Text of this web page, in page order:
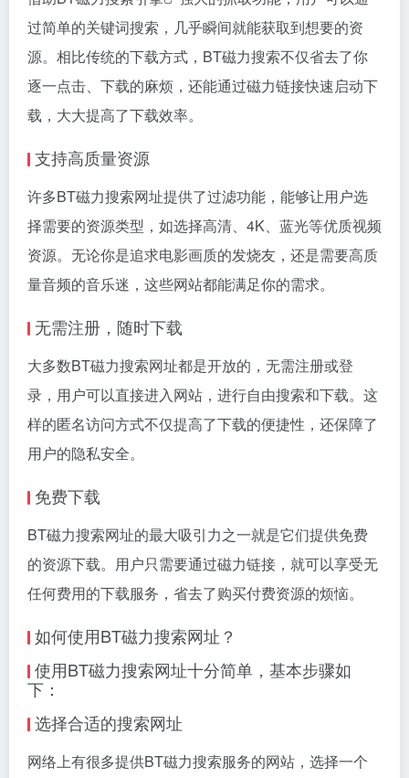
过简单的关键词搜索，几乎瞬间就能获取到想要的资
源。相比传统的下载方式，BT磁力搜索不仅省去了你
逐一点击、下载的麻烦，还能通过磁力链接快速启动下
载，大大提高了下载效率。
支持高质量资源
许多BT磁力搜索网址提供了过滤功能，能够让用户选
择需要的资源类型，如选择高清、4K、蓝光等优质视频
资源。无论你是追求电影画质的发烧友，还是需要高质
量音频的音乐迷，这些网站都能满足你的需求。
无需注册，随时下载
大多数BT磁力搜索网址都是开放的，无需注册或登
录，用户可以直接进入网站，进行自由搜索和下载。这
样的匿名访问方式不仅提高了下载的便捷性，还保障了
用户的隐私安全。
免费下载
BT磁力搜索网址的最大吸引力之一就是它们提供免费
的资源下载。用户只需要通过磁力链接，就可以享受无
任何费用的下载服务，省去了购买付费资源的烦恼。
如何使用BT磁力搜索网址？
使用BT磁力搜索网址十分简单，基本步骤如
下：
选择合适的搜索网址
网络上有很多提供BT磁力搜索服务的网站，选择一个